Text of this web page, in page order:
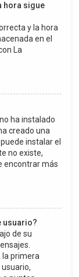
hora sigue
y la hora
en el
La
ha instalado
creado una
instalar el
no existe,
encontrar más
usuario?
de su
la primera